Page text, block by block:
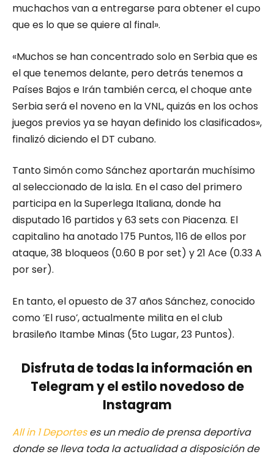
muchachos van a entregarse para obtener el cupo
que es lo que se quiere al final».
«Muchos se han concentrado solo en Serbia que es
el que tenemos delante, pero detrás tenemos a
Países Bajos e Irán también cerca, el choque ante
Serbia será el noveno en la VNL, quizás en los ochos
juegos previos ya se hayan definido los clasificados»,
finalizó diciendo el DT cubano.
Tanto Simón como Sánchez aportarán muchísimo
al seleccionado de la isla. En el caso del primero
participa en la Superlega Italiana, donde ha
disputado 16 partidos y 63 sets con Piacenza. El
capitalino ha anotado 175 Puntos, 116 de ellos por
ataque, 38 bloqueos (0.60 B por set) y 21 Ace (0.33 A
por ser).
En tanto, el opuesto de 37 años Sánchez, conocido
como ‘El ruso’, actualmente milita en el club
brasileño Itambe Minas (5to Lugar, 23 Puntos).
Disfruta de todas la información en
Telegram y el estilo novedoso de
Instagram
All in 1 Deporteses un medio de prensa deportiva
donde se lleva toda la actualidad a disposición de